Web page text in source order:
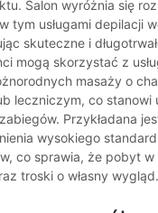
Salon wyróżnia się
tym usługami depilacji
skuteczne i
mogą skorzystać z
masaży o
leczniczym, co stanowi
Przykładana
wysokiego
co sprawia, że pobyt w
troski o własny wygląd.